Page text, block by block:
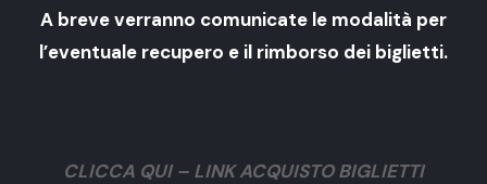
A breve verranno comunicate le modalità per
l’eventuale recupero e il rimborso dei biglietti.
CLICCA QUI – LINK ACQUISTO BIGLIETTI